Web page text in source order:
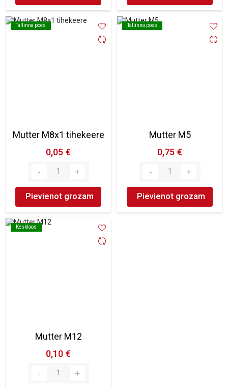
Tallinna poes
Tallinna poes
Mutter M8x1 tihekeere
0,05 €
Pievienot grozam
Tallinna poes
Tallinna poes
Mutter M5
0,75 €
Pievienot grozam
Kesklaos
Kesklaos
Mutter M12
0,10 €